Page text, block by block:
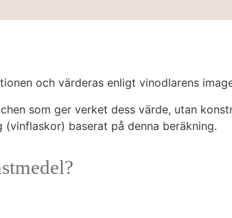
och värderas enligt vinodlarens
som ger verket dess värde, utan
baserat på denna beräkning.